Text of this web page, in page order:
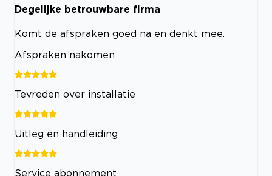
Degelijke betrouwbare firma
Komt de afspraken goed na en denkt mee.
Afspraken nakomen
Tevreden over installatie
Uitleg en handleiding
Service abonnement